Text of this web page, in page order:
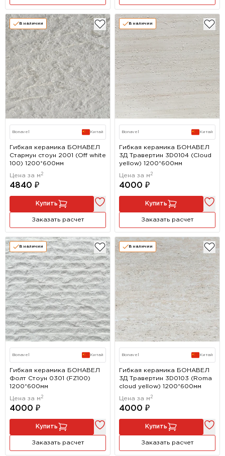
В наличии
Bonavel Китай
Гибкая керамика БОНАВЕЛ
Стармун стоун 2001 (Off white
100) 1200*600мм
Цена за м 2
4840 ₽
Купить
Заказать расчет
В наличии
Bonavel Китай
Гибкая керамика БОНАВЕЛ
3Д Травертин 3D0104 (Cloud
yellow) 1200*600мм
Цена за м 2
4000 ₽
Купить
Заказать расчет
В наличии
Bonavel Китай
Гибкая керамика БОНАВЕЛ
Фолт Стоун 0301 (FZ100)
1200*600мм
Цена за м 2
4000 ₽
Купить
Заказать расчет
В наличии
Bonavel Китай
Гибкая керамика БОНАВЕЛ
3Д Травертин 3D0103 (Roma
cloud yellow) 1200*600мм
Цена за м 2
4000 ₽
Купить
Заказать расчет